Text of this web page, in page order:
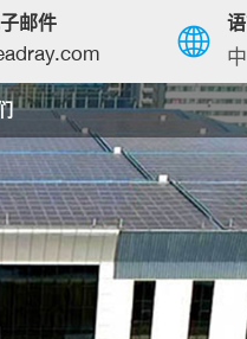
邮件
English
français
español
العربية